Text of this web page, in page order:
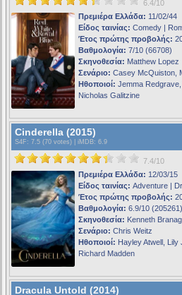
6.4/10
Πρεμιέρα Ελλάδα: 11/02/44
Είδος ταινίας: Comedy |
Έτος πρώτης προβολής:
Βαθμολογία: 7/10 (66708)
Σκηνοθεσία: Matthew Lopez
Σενάριο: Casey McQuiston,
Ηθοποιοί: Jemma
Nicholas Galitzine
Cinderella (2015)
S4F : 7.5 (70 votes) | iMDB: 6.9
7.4/10
Πρεμιέρα Ελλάδα: 12/03/15
Είδος ταινίας: Adventure |
Έτος πρώτης προβολής:
Βαθμολογία: 6.9/10 (205261)
Σκηνοθεσία: Kenneth
Σενάριο: Chris Weitz
Ηθοποιοί: Hayley Atwell,
Richard Madden
Dracula Untold (2014)